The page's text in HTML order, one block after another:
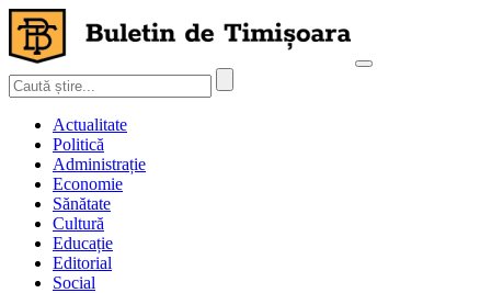
Actualitate
Politică
Administrație
Economie
Sănătate
Cultură
Educație
Editorial
Social